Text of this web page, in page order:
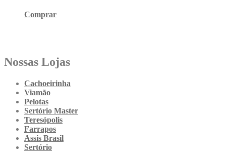
Comprar
Nossas Lojas
Cachoeirinha
Viamão
Pelotas
Sertório Master
Teresópolis
Farrapos
Assis Brasil
Sertório